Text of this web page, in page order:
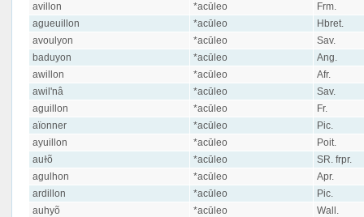
avillon
*acūleo
Frm.
agueuillon
*acūleo
Hbret.
avoulyon
*acūleo
Sav.
baduyon
*acūleo
Ang.
awillon
*acūleo
Afr.
awil'nâ
*acūleo
Sav.
aguillon
*acūleo
Fr.
aïonner
*acūleo
Pic.
ayuillon
*acūleo
Poit.
auɫõ
*acūleo
SR. frpr.
agulhon
*acūleo
Apr.
ardillon
*acūleo
Pic.
auhyõ
*acūleo
Wall.